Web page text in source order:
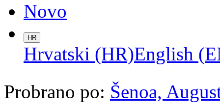
Novo
HR
Hrvatski (HR)English
Probrano po: Šenoa,